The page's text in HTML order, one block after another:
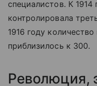
специалистов. К
контролировала
1916 году
приблизилось к 300.
Революция,